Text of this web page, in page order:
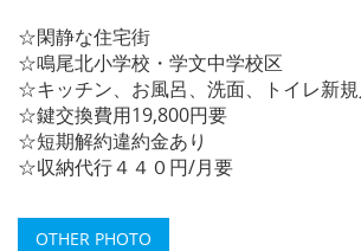
☆閑静な住宅街
☆鳴尾北小学校・学文中学校区
☆キッチン、お風呂、洗面、トイレ新
☆鍵交換費用19,800円要
☆短期解約違約金あり
☆収納代行４４０円/月要
OTHER PHOTO